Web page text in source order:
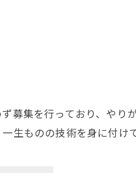
集を行っており、やり
生ものの技術を身に付け